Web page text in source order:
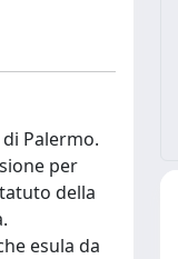
Palermo.
per
della
esula da